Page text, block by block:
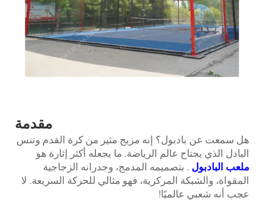
مقدمة
هل سمعت عن بادبول؟ إنه مزيج مثير من كرة القدم وتنس
البادل الذي يجتاح عالم الرياضة. ما يجعله أكثر إثارة هو
ملعب البادبول . بتصميمه المدمج، وجدرانه الزجاجية
المقواة، والشبكة المركزية، فهو مثالي للحركة السريعة. لا
عجب أنه شعبي عالميًا!